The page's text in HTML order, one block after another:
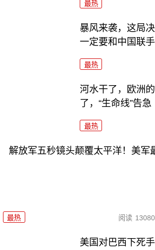
最热
暴风来袭，这局
一定要和中国联手
最热
河水干了，欧洲
了，“生命线”告急
最热
解放军五秒镜头颠覆太平洋！美军
最热 阅读 13080
美国对巴西下死